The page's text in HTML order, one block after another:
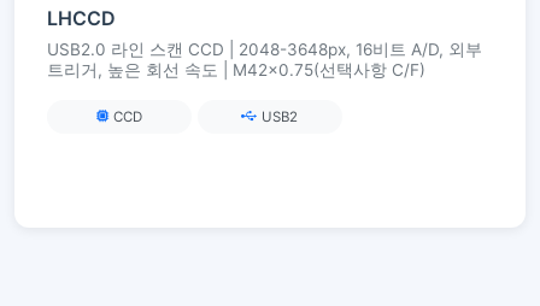
LHCCD
USB2.0 라인 스캔 CCD | 2048-3648px, 16비트 A/D, 외부
트리거, 높은 회선 속도 | M42×0.75(선택사항 C/F)
CCD USB2